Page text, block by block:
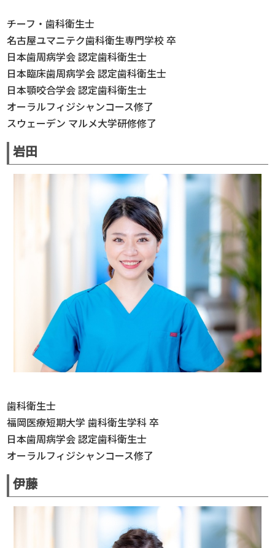
チーフ・歯科衛生士
名古屋ユマニテク歯科衛生専門学校 卒
日本歯周病学会 認定歯科衛生士
日本臨床歯周病学会 認定歯科衛生士
日本顎咬合学会 認定歯科衛生士
オーラルフィジシャンコース修了
スウェーデン マルメ大学研修修了
岩田
歯科衛生士
福岡医療短期大学 歯科衛生学科 卒
日本歯周病学会 認定歯科衛生士
オーラルフィジシャンコース修了
伊藤